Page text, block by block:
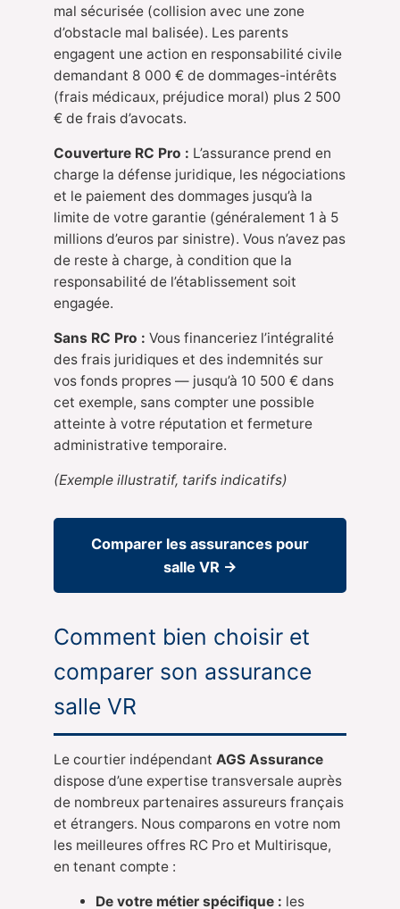
mal sécurisée (collision avec une zone
d’obstacle mal balisée). Les parents
engagent une action en responsabilité civile
demandant 8 000 € de dommages-intérêts
(frais médicaux, préjudice moral) plus 2 500
€ de frais d’avocats.
Couverture RC Pro : L’assurance prend en
charge la défense juridique, les négociations
et le paiement des dommages jusqu’à la
limite de votre garantie (généralement 1 à 5
millions d’euros par sinistre). Vous n’avez pas
de reste à charge, à condition que la
responsabilité de l’établissement soit
engagée.
Sans RC Pro : Vous financeriez l’intégralité
des frais juridiques et des indemnités sur
vos fonds propres — jusqu’à 10 500 € dans
cet exemple, sans compter une possible
atteinte à votre réputation et fermeture
administrative temporaire.
(Exemple illustratif, tarifs indicatifs)
Comparer les assurances pour
salle VR →
Comment bien choisir et
comparer son assurance
salle VR
Le courtier indépendant AGS Assurance
dispose d’une expertise transversale auprès
de nombreux partenaires assureurs français
et étrangers. Nous comparons en votre nom
les meilleures offres RC Pro et Multirisque,
en tenant compte :
De votre métier spécifique : les